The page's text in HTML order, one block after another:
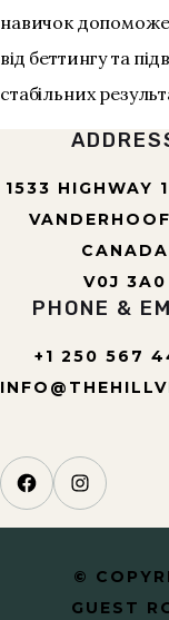
навичок
від беттингу та
стабільних
1533 HIGHWAY
CANADA
V0J 3A0
PHONE &
+1 250 567
Facebook Instagram
©
GUEST